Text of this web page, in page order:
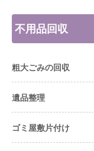
不用品回収
粗大ごみの回収
遺品整理
ゴミ屋敷片付け